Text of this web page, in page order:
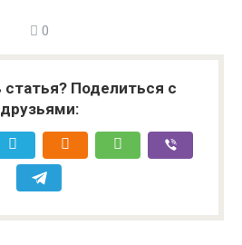
0
статья? Поделиться с
друзьями: